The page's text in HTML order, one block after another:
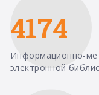
4174
Информационно-
электронной